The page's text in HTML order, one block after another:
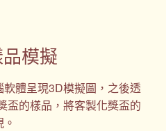
模擬
體呈現3D模擬圖，之後透
盃的樣品，將客製化獎盃的